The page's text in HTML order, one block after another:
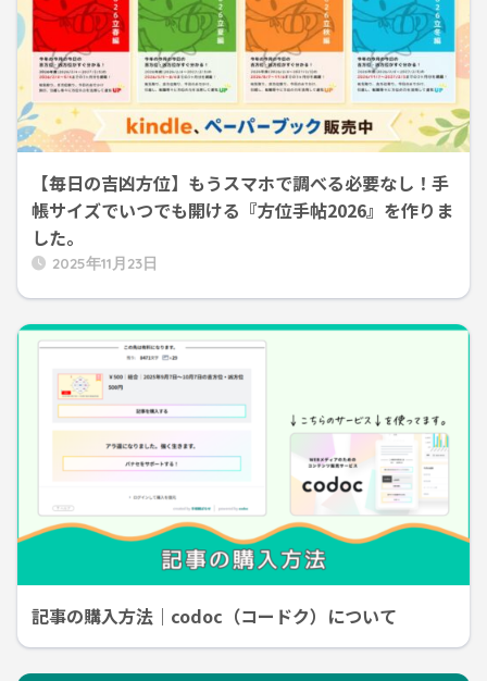
【毎日の吉凶方位】もうスマホで調べる必要なし！手
帳サイズでいつでも開ける『方位手帖2026』を作りま
した。
2025年11月23日
記事の購入方法｜codoc（コードク）について